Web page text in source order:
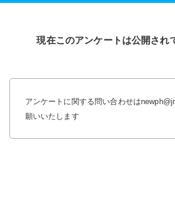
現在このアンケートは公開され
アンケートに関する問い合わせは
願いいたします